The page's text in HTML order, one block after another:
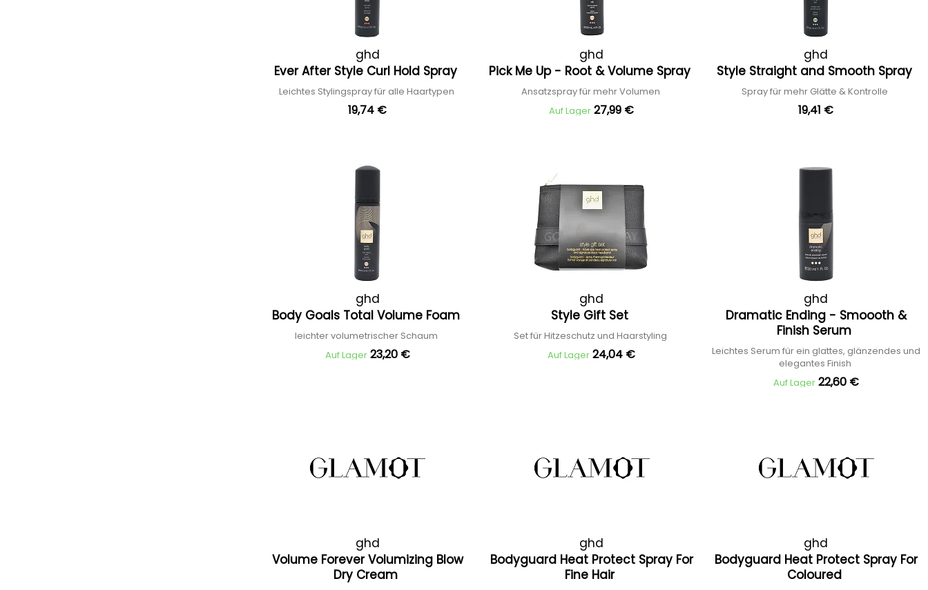
ghd
Ever After Style Curl Hold Spray
Leichtes Stylingspray für alle Haartypen
19,74 €
ghd
Pick Me Up - Root & Volume Spray
Ansatzspray für mehr Volumen
Auf Lager 27,99 €
ghd
Style Straight and Smooth Spray
Spray für mehr Glätte & Kontrolle
19,41 €
ghd
Body Goals Total Volume Foam
leichter volumetrischer Schaum
Auf Lager 23,20 €
ghd
Style Gift Set
Set für Hitzeschutz und Haarstyling
Auf Lager 24,04 €
ghd
Dramatic Ending - Smoooth &
Finish Serum
Leichtes Serum für ein glattes, glänzendes und
elegantes Finish
Auf Lager 22,60 €
ghd
Volume Forever Volumizing Blow
Dry Cream
ghd
Bodyguard Heat Protect Spray For
Fine Hair
ghd
Bodyguard Heat Protect Spray For
Coloured